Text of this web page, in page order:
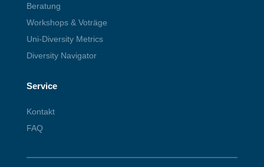
Beratung
Workshops & Voträge
Uni-Diversity Metrics
Diversity Navigator
Service
Kontakt
FAQ